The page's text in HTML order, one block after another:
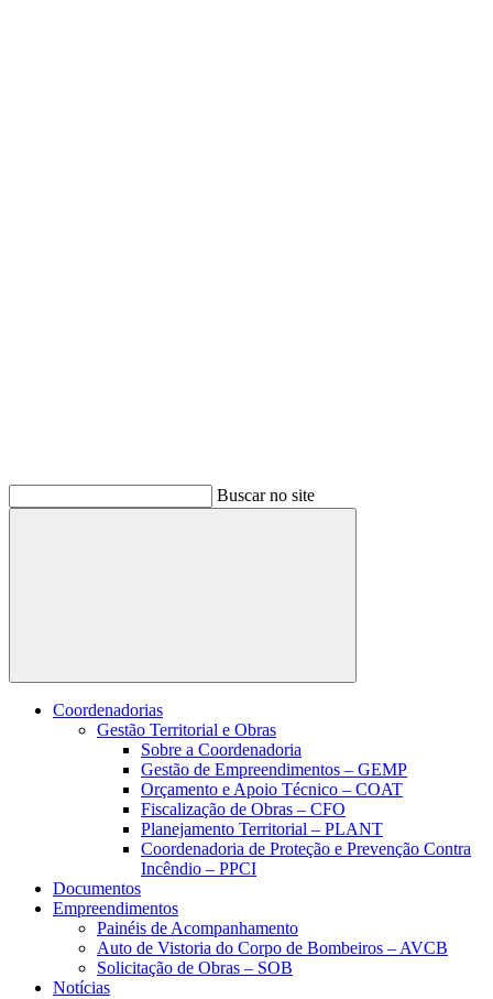
Buscar no site
Buscar
Coordenadorias
Gestão Territorial e Obras
Sobre a Coordenadoria
Gestão de Empreendimentos – GEMP
Orçamento e Apoio Técnico – COAT
Fiscalização de Obras – CFO
Planejamento Territorial – PLANT
Coordenadoria de Proteção e Prevenção Contra
Incêndio – PPCI
Documentos
Empreendimentos
Painéis de Acompanhamento
Auto de Vistoria do Corpo de Bombeiros – AVCB
Solicitação de Obras – SOB
Notícias